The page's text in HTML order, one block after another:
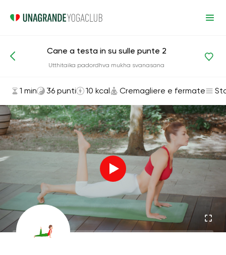
Asana ed esercizi Cremagliere e fermate
Cane a testa in su sulle punte 2
Utthitaika padordhva mukha svanasana
1 min 36 punti 10 kcal Cremagliere e fermate